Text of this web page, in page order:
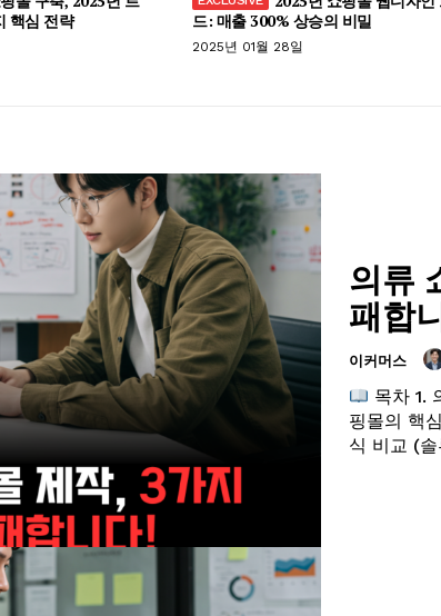
핵심 전략
드: 매출 300% 상승의 비밀
2025년 01월 28일
의류
패합
이커머스
목차 1.
핑몰의 핵
식 비교 (